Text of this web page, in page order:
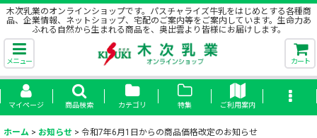
木次乳業のオンラインショップです。パスチャライズ牛乳をはじめとする各種商
品、企業情報、ネットショップ、宅配のご案内等をご案内しています。生命力あ
ふれる自然から生まれる商品を、奥出雲より皆様にお届けします。
メニュー カート
マイページ 商品検索 カテゴリ 特集 ご利用案内
ホーム > お知らせ > 令和7年6月1日からの商品価格改定のお知らせ